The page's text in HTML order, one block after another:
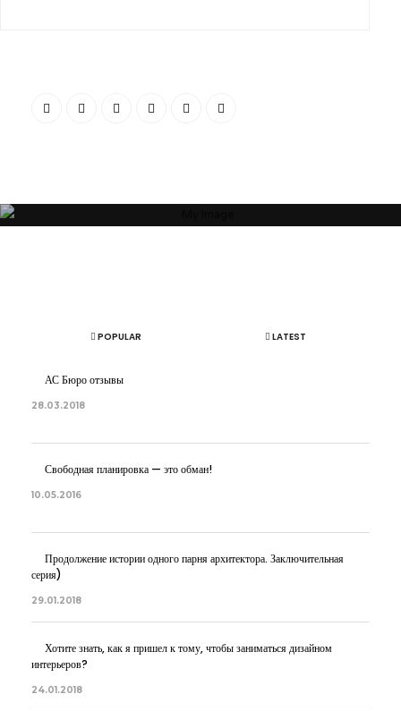
состояние зависят от пространства, которое Вас окружает. Своей
POPULAR LATEST
АС Бюро отзывы
28.03.2018
Свободная планировка — это обман!
10.05.2016
Продолжение истории одного парня архитектора. Заключительная
серия)
29.01.2018
Хотите знать, как я пришел к тому, чтобы заниматься дизайном
интерьеров?
24.01.2018